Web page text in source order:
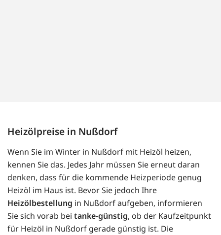
Heizölpreise in Nußdorf
Wenn Sie im Winter in Nußdorf mit Heizöl heizen,
kennen Sie das. Jedes Jahr müssen Sie erneut daran
denken, dass für die kommende Heizperiode genug
Heizöl im Haus ist. Bevor Sie jedoch Ihre
Heizölbestellung in Nußdorf aufgeben, informieren
Sie sich vorab bei tanke-günstig, ob der Kaufzeitpunkt
für Heizöl in Nußdorf gerade günstig ist. Die